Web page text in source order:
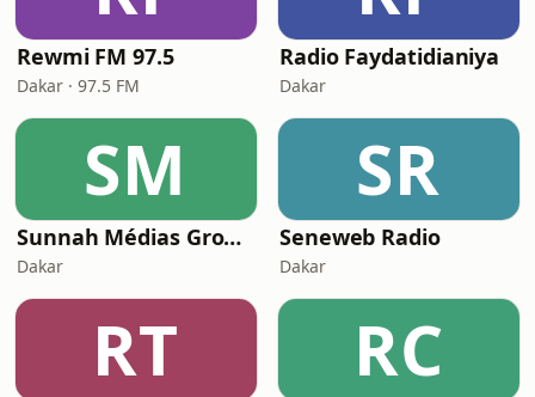
Rewmi FM 97.5
Dakar · 97.5 FM
Radio Faydatidianiya
Dakar
SM
Sunnah Médias Groupe
Dakar
SR
Seneweb Radio
Dakar
RT RC